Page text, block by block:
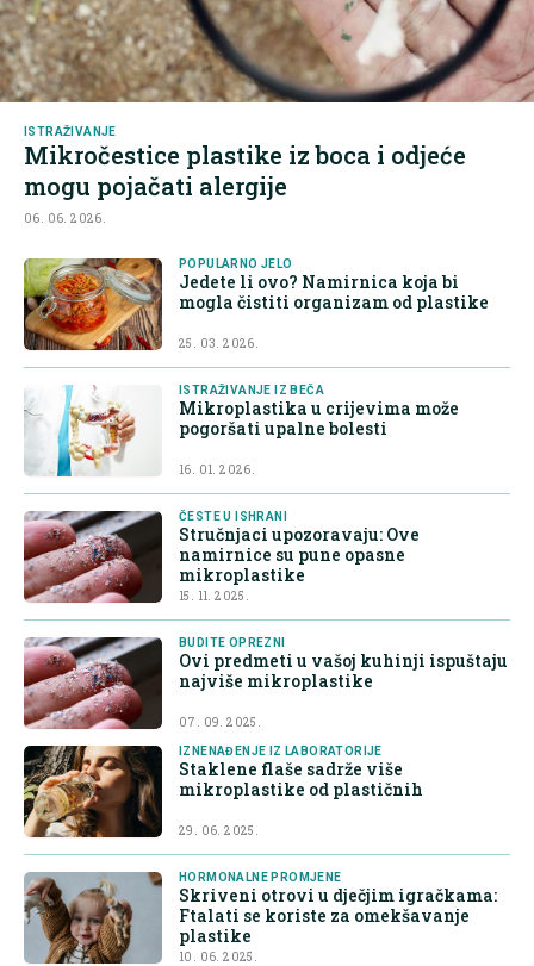
ISTRAŽIVANJE
Mikročestice plastike iz boca i odjeće
mogu pojačati alergije
06. 06. 2026.
POPULARNO JELO
Jedete li ovo? Namirnica koja bi
mogla čistiti organizam od plastike
25. 03. 2026.
ISTRAŽIVANJE IZ BEČA
Mikroplastika u crijevima može
pogoršati upalne bolesti
16. 01. 2026.
ČESTE U ISHRANI
Stručnjaci upozoravaju: Ove
namirnice su pune opasne
mikroplastike
15. 11. 2025.
BUDITE OPREZNI
Ovi predmeti u vašoj kuhinji ispuštaju
najviše mikroplastike
07. 09. 2025.
IZNENAĐENJE IZ LABORATORIJE
Staklene flaše sadrže više
mikroplastike od plastičnih
29. 06. 2025.
HORMONALNE PROMJENE
Skriveni otrovi u dječjim igračkama:
Ftalati se koriste za omekšavanje
plastike
10. 06. 2025.